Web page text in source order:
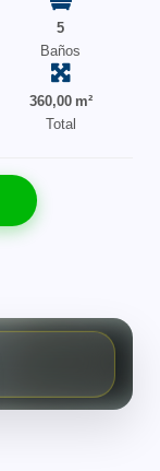
5
Baños
360,00 m²
Total